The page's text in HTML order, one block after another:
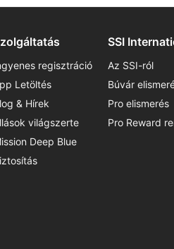
regisztráció
Letöltés
& Hírek
világszerte
Deep Blue
SSI
Az SSI-ról
Búvár
Pro elismerés
Pro Reward